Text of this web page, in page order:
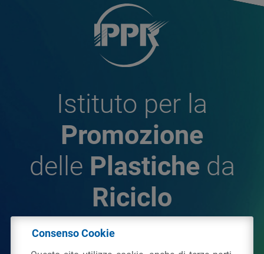
Istituto per la
Promozione
delle Plastiche da
Riciclo
Consenso Cookie